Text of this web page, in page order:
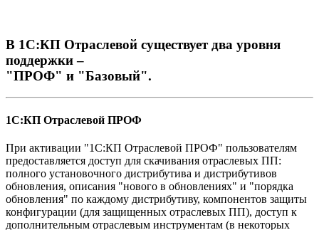
В 1С:КП Отраслевой существует два уровня
поддержки –
"ПРОФ" и "Базовый".
1С:КП Отраслевой ПРОФ
При активации "1С:КП Отраслевой ПРОФ" пользователям
предоставляется доступ для скачивания отраслевых ПП:
полного установочного дистрибутива и дистрибутивов
обновления, описания "нового в обновлениях" и "порядка
обновления" по каждому дистрибутиву, компонентов защиты
конфигурации (для защищенных отраслевых ПП), доступ к
дополнительным отраслевым инструментам (в некоторых